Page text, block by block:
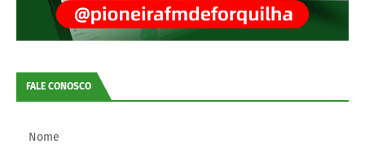
FALE CONOSCO
Nome